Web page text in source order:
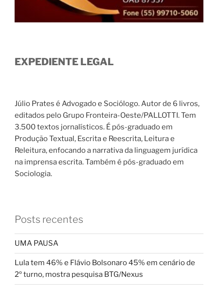
EXPEDIENTE LEGAL
Júlio Prates é Advogado e Sociólogo. Autor de 6 livros,
editados pelo Grupo Fronteira-Oeste/PALLOTTI. Tem
3.500 textos jornalísticos. É pós-graduado em
Produção Textual, Escrita e Reescrita, Leitura e
Releitura, enfocando a narrativa da linguagem jurídica
na imprensa escrita. Também é pós-graduado em
Sociologia.
Posts recentes
UMA PAUSA
Lula tem 46% e Flávio Bolsonaro 45% em cenário de
2º turno, mostra pesquisa BTG/Nexus